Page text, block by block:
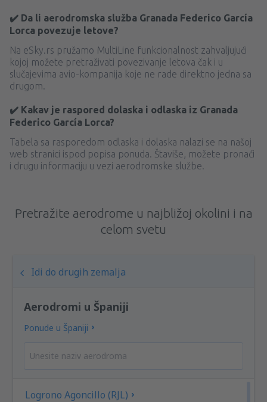
✔️ Da li aerodromska služba Granada Federico García
Lorca povezuje letove?
Na eSky.rs pružamo MultiLine funkcionalnost zahvaljujući
kojoj možete pretraživati ​​povezivanje letova čak i u
slučajevima avio-kompanija koje ne rade direktno jedna sa
drugom.
✔️ Kakav je raspored dolaska i odlaska iz Granada
Federico García Lorca?
Tabela sa rasporedom odlaska i dolaska nalazi se na našoj
web stranici ispod popisa ponuda. Štaviše, možete pronaći
i drugu informaciju u vezi aerodromske službe.
Pretražite aerodrome u najbližoj okolini i na
celom svetu
Idi do drugih zemalja
Aerodromi u Španiji
Ponude u Španiji
Logrono Agoncillo (RJL)